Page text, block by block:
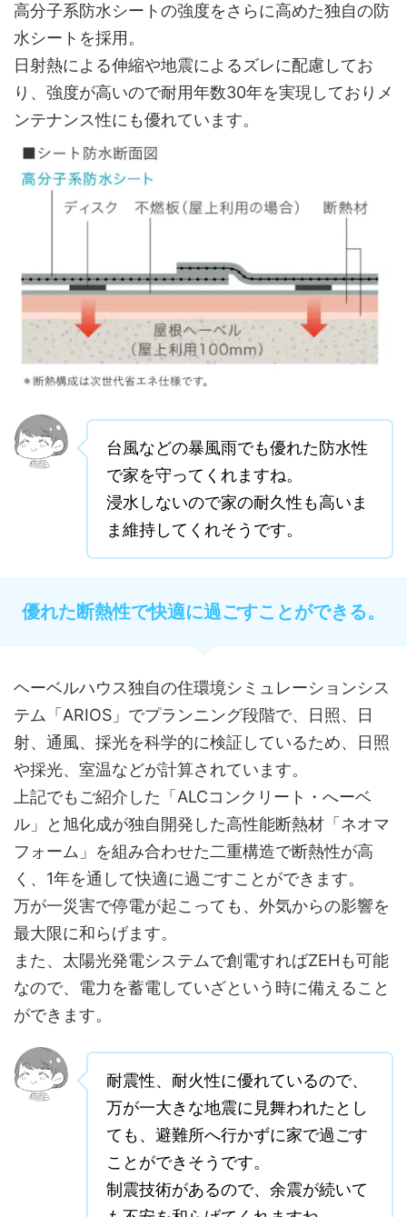
高分子系防水シートの強度をさらに高めた独自の防
水シートを採用。
日射熱による伸縮や地震によるズレに配慮してお
り、強度が高いので耐用年数30年を実現しておりメ
ンテナンス性にも優れています。
台風などの暴風雨でも優れた防水性
で家を守ってくれますね。
浸水しないので家の耐久性も高いま
ま維持してくれそうです。
優れた断熱性で快適に過ごすことができる。
ヘーベルハウス独自の住環境シミュレーションシス
テム「ARIOS」でプランニング段階で、日照、日
射、通風、採光を科学的に検証しているため、日照
や採光、室温などが計算されています。
上記でもご紹介した「ALCコンクリート・へーベ
ル」と旭化成が独自開発した高性能断熱材「ネオマ
フォーム」を組み合わせた二重構造で断熱性が高
く、1年を通して快適に過ごすことができます。
万が一災害で停電が起こっても、外気からの影響を
最大限に和らげます。
また、太陽光発電システムで創電すればZEHも可能
なので、電力を蓄電していざという時に備えること
ができます。
耐震性、耐火性に優れているので、
万が一大きな地震に見舞われたとし
ても、避難所へ行かずに家で過ごす
ことができそうです。
制震技術があるので、余震が続いて